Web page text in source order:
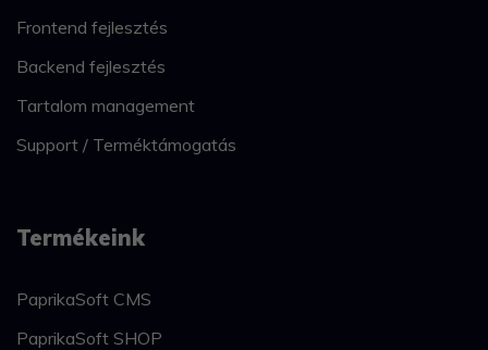
Frontend fejlesztés
Backend fejlesztés
Tartalom management
Support / Terméktámogatás
Termékeink
PaprikaSoft CMS
PaprikaSoft SHOP